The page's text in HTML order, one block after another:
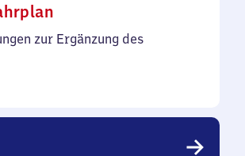
285
zur Ergänzung des